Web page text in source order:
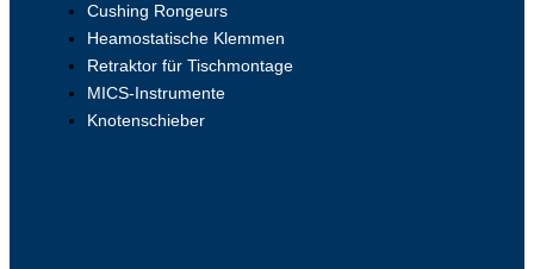
Cushing Rongeurs
Heamostatische Klemmen
Retraktor für Tischmontage
MICS-Instrumente
Knotenschieber